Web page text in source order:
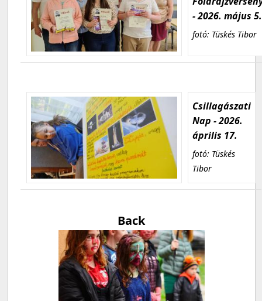
- 2026. május 5.
fotó: Tüskés Tibor
Csillagászati
Nap - 2026.
április 17.
fotó: Tüskés
Tibor
Back